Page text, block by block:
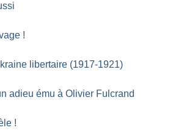
!
libertaire (1917-1921)
adieu ému à Olivier Fulcrand
!